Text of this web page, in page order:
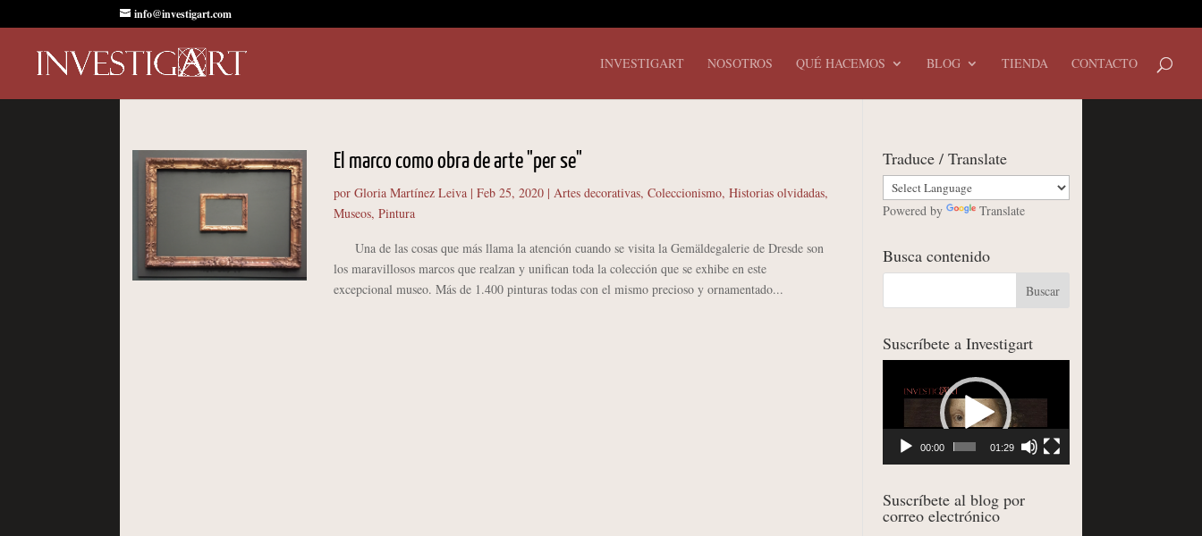
info@investigart.com
INVESTIGART NOSOTROS QUÉ HACEMOS BLOG TIENDA CONTACTO
El marco como obra de arte "per se"
por Gloria Martínez Leiva| Feb 25, 2020| Artes decorativas, Coleccionismo, Historias olvidadas,
Museos, Pintura
Una de las cosas que más llama la atención cuando se visita la Gemäldegalerie de Dresde son
los maravillosos marcos que realzan y unifican toda la colección que se exhibe en este
excepcional museo. Más de 1.400 pinturas todas con el mismo precioso y ornamentado...
Traduce / Translate
Powered by Translate
Busca contenido
Suscríbete a Investigart
00:00 01:29
Suscríbete al blog por
correo electrónico